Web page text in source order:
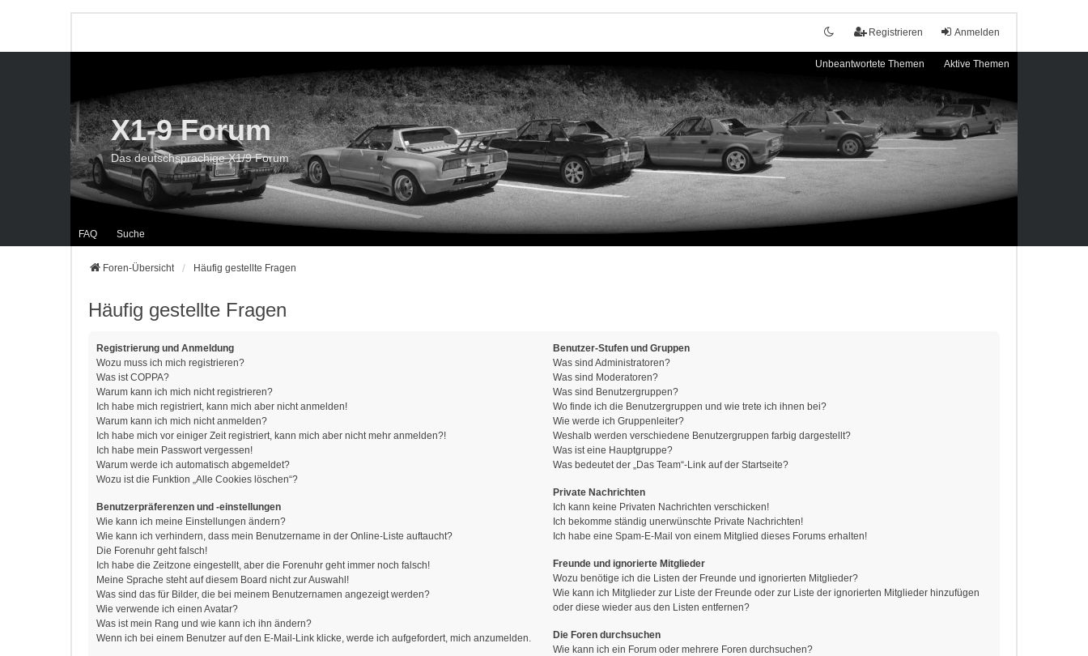
Anmelden
Registrieren
Unbeantwortete Themen Aktive Themen
FAQ Suche
X1-9 Forum
Das deutschsprachige X1/9 Forum
Foren-Übersicht Häufig gestellte Fragen
Häufig gestellte Fragen
Registrierung und Anmeldung
Wozu muss ich mich registrieren?
Was ist COPPA?
Warum kann ich mich nicht registrieren?
Ich habe mich registriert, kann mich aber nicht anmelden!
Warum kann ich mich nicht anmelden?
Ich habe mich vor einiger Zeit registriert, kann mich aber nicht mehr anmelden?!
Ich habe mein Passwort vergessen!
Warum werde ich automatisch abgemeldet?
Wozu ist die Funktion „Alle Cookies löschen“?
Benutzerpräferenzen und -einstellungen
Wie kann ich meine Einstellungen ändern?
Wie kann ich verhindern, dass mein Benutzername in der Online-Liste auftaucht?
Die Forenuhr geht falsch!
Ich habe die Zeitzone eingestellt, aber die Forenuhr geht immer noch falsch!
Meine Sprache steht auf diesem Board nicht zur Auswahl!
Was sind das für Bilder, die bei meinem Benutzernamen angezeigt werden?
Wie verwende ich einen Avatar?
Was ist mein Rang und wie kann ich ihn ändern?
Wenn ich bei einem Benutzer auf den E-Mail-Link klicke, werde ich aufgefordert, mich anzumelden.
Benutzer-Stufen und Gruppen
Was sind Administratoren?
Was sind Moderatoren?
Was sind Benutzergruppen?
Wo finde ich die Benutzergruppen und wie trete ich ihnen bei?
Wie werde ich Gruppenleiter?
Weshalb werden verschiedene Benutzergruppen farbig dargestellt?
Was ist eine Hauptgruppe?
Was bedeutet der „Das Team“-Link auf der Startseite?
Private Nachrichten
Ich kann keine Privaten Nachrichten verschicken!
Ich bekomme ständig unerwünschte Private Nachrichten!
Ich habe eine Spam-E-Mail von einem Mitglied dieses Forums erhalten!
Freunde und ignorierte Mitglieder
Wozu benötige ich die Listen der Freunde und ignorierten Mitglieder?
Wie kann ich Mitglieder zur Liste der Freunde oder zur Liste der ignorierten Mitglieder hinzufügen
oder diese wieder aus den Listen entfernen?
Die Foren durchsuchen
Wie kann ich ein Forum oder mehrere Foren durchsuchen?